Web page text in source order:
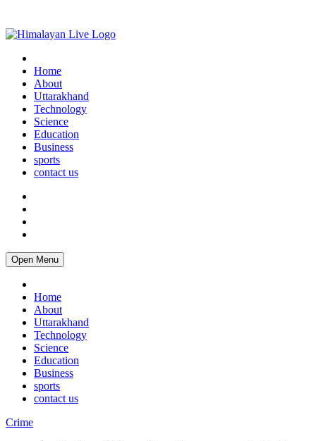
Home
About
Uttarakhand
Technology
Science
Education
Business
sports
contact us
Open Menu
Home
About
Uttarakhand
Technology
Science
Education
Business
sports
contact us
Crime